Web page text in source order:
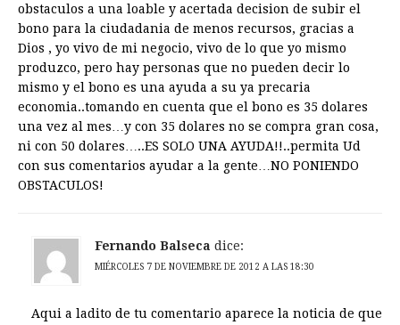
obstaculos a una loable y acertada decision de subir el
bono para la ciudadania de menos recursos, gracias a
Dios , yo vivo de mi negocio, vivo de lo que yo mismo
produzco, pero hay personas que no pueden decir lo
mismo y el bono es una ayuda a su ya precaria
economia..tomando en cuenta que el bono es 35 dolares
una vez al mes…y con 35 dolares no se compra gran cosa,
ni con 50 dolares…..ES SOLO UNA AYUDA!!..permita Ud
con sus comentarios ayudar a la gente…NO PONIENDO
OBSTACULOS!
Fernando Balseca dice:
MIÉRCOLES 7 DE NOVIEMBRE DE 2012 A LAS 18:30
Aqui a ladito de tu comentario aparece la noticia de que